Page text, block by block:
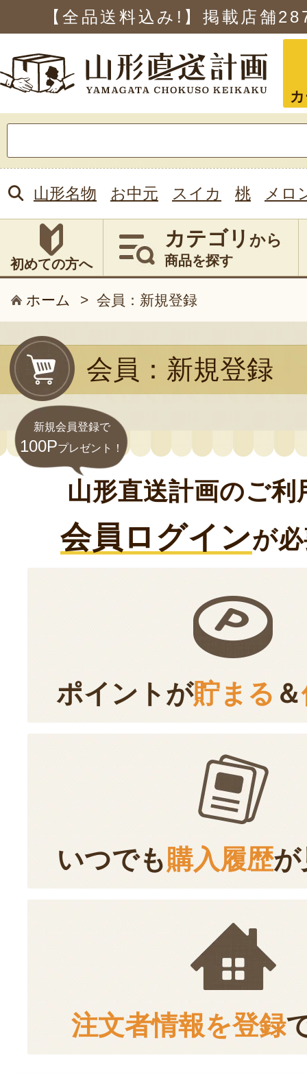
【全品送料込み!】掲載店舗
索:
山形名物 お中元 スイカ 桃 メロ
初めての方へ
カテゴリ から
商品を探す
ホーム > 会員：新規登録
会員：新規登録
新規会員登録で
100Pプレゼント！
山形直送計画のご利
会員ログインが
ポイントが貯まる ＆
いつでも購入履歴が
注文者情報を登録